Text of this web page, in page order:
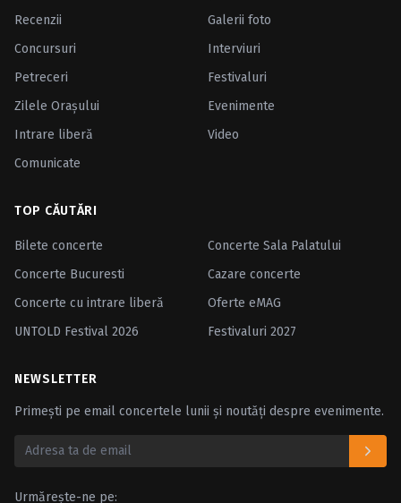
Recenzii
Galerii foto
Concursuri
Interviuri
Petreceri
Festivaluri
Zilele Oraşului
Evenimente
Intrare liberă
Video
Comunicate
TOP CĂUTĂRI
Bilete concerte
Concerte Sala Palatului
Concerte Bucuresti
Cazare concerte
Concerte cu intrare liberă
Oferte eMAG
UNTOLD Festival 2026
Festivaluri 2027
NEWSLETTER
Primești pe email concertele lunii și noutăți despre evenimente.
Urmărește-ne pe: